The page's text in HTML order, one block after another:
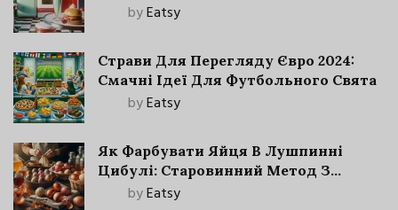
byEatsy
Страви Для Перегляду Євро 2024:
Смачні Ідеї Для Футбольного Свята
byEatsy
Як Фарбувати Яйця В Лушпинні
Цибулі: Старовинний Метод З
Сучасними Нюансами
byEatsy